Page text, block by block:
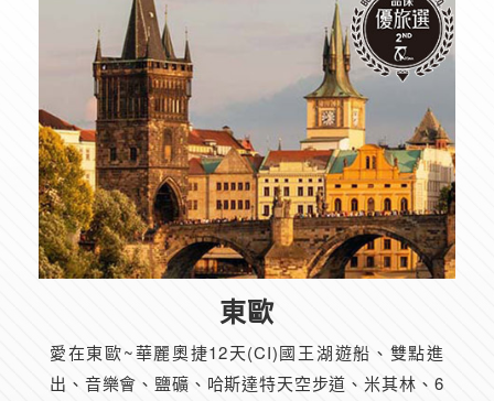
東歐
愛在東歐~華麗奧捷12天(CI)國王湖遊船、雙點進
出、音樂會、鹽礦、哈斯達特天空步道、米其林、6